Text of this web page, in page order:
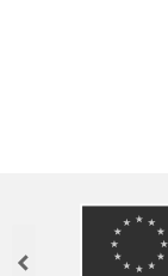
Previous